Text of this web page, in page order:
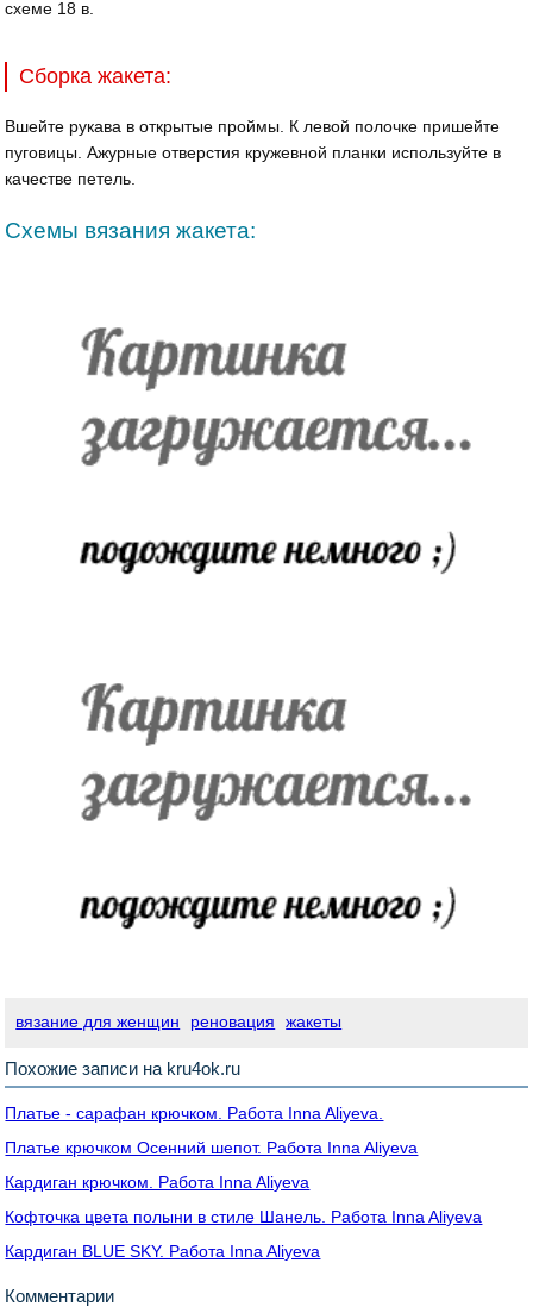
схеме 18 в.
Сборка жакета:
Вшейте рукава в открытые проймы. К левой полочке пришейте
пуговицы. Ажурные отверстия кружевной планки используйте в
качестве петель.
Схемы вязания жакета:
вязание для женщин реновация жакеты
Похожие записи на kru4ok.ru
Платье - сарафан крючком. Работа Inna Aliyeva.
Платье крючком Осенний шепот. Работа Inna Aliyeva
Кардиган крючком. Работа Inna Aliyeva
Кофточка цвета полыни в стиле Шанель. Работа Inna Aliyeva
Кардиган BLUE SKY. Работа Inna Aliyeva
Комментарии